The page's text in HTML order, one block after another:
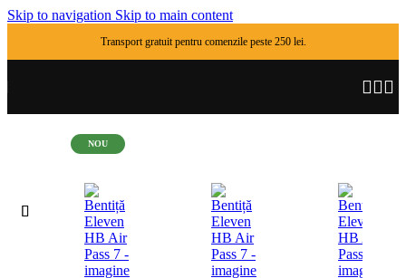
Skip to navigation Skip to main content
Transport gratuit pentru comenzile peste 250 lei.
NOU